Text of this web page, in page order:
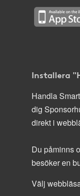
Installera
Handla
dig
direkt i
Du påminns
besöker en
Välj